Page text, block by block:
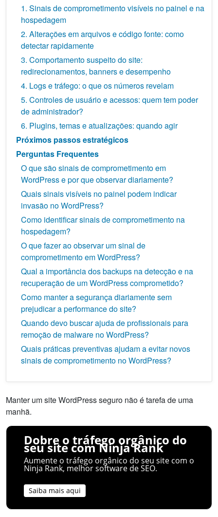
1. Sinais de comprometimento visíveis no painel e na
hospedagem
2. Alterações em arquivos e código fonte: como
detectar rapidamente
3. Comportamento suspeito do site:
redirecionamentos, banners e desempenho
4. Logs e tráfego: o que os números revelam
5. Controles de usuário e acessos: quem tem poder
de administrador?
6. Plugins, temas e atualizações: quando agir
Próximos passos estratégicos
Perguntas Frequentes
O que são sinais de comprometimento em
WordPress e por que observar diariamente?
Quais sinais visíveis no painel podem indicar
invasão no WordPress?
Como identificar sinais de comprometimento na
hospedagem?
O que fazer ao observar um sinal de
comprometimento em WordPress?
Qual a importância dos backups na detecção e na
recuperação de um WordPress comprometido?
Como manter a segurança diariamente sem
prejudicar a performance do site?
Quando devo buscar ajuda de profissionais para
remoção de malware no WordPress?
Quais práticas preventivas ajudam a evitar novos
sinais de comprometimento no WordPress?
Manter um site WordPress seguro não é tarefa de uma
manhã.
Dobre o tráfego orgânico do
seu site com Ninja Rank
Aumente o tráfego orgânico do seu site com o
Ninja Rank, melhor software de SEO.
Saiba mais aqui